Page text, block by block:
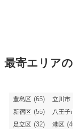
最寄エリア
豊島区 (65) 立川市
新宿区 (55) 八王子
足立区 (32) 港区